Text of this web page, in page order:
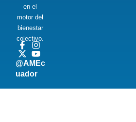
en el
motor del
bienestar
colectivo.
@AMEc
uador